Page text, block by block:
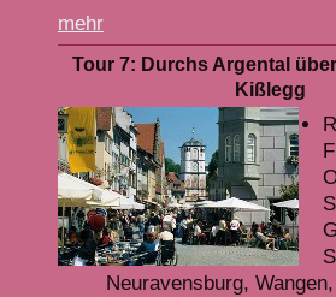
mehr
Tour 7: Durchs Argental
Kißlegg
Neuravensburg,